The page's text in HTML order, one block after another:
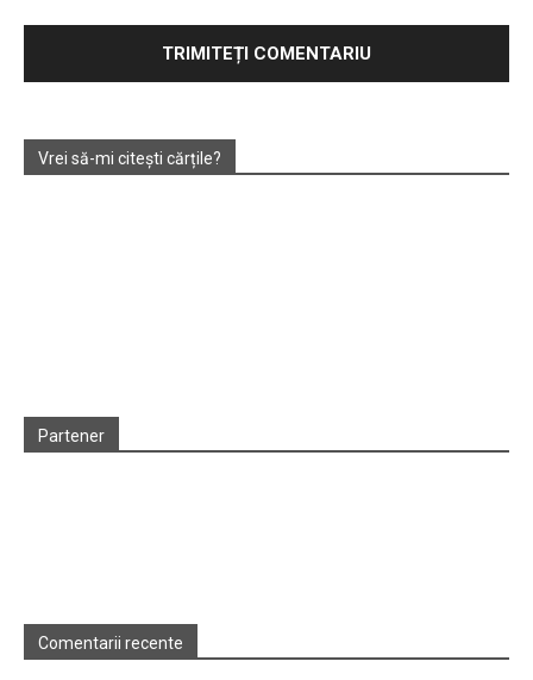
Vrei să-mi citești cărțile?
Partener
Comentarii recente